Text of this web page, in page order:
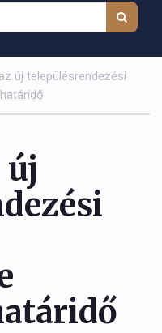
új településrendezési